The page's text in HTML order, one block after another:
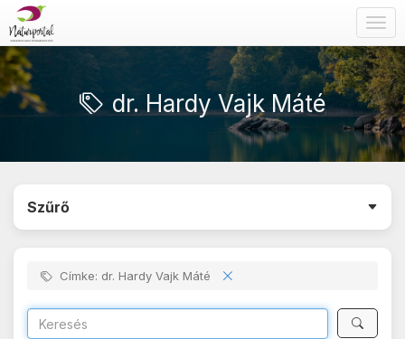
dr. Hardy Vajk Máté
Szűrő
Címke: dr. Hardy Vajk Máté